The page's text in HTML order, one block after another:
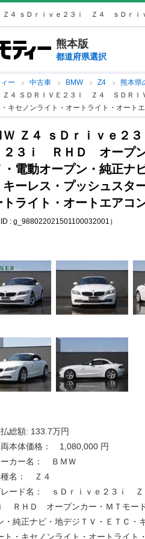
Ｚ４ ｓＤｒｉｖｅ２３ｉ Ｚ４ ｓＤｒ
熊本版
都道府県選択
ー 中古車 BMW Z4
熊本県
Ｚ４ ＳＤＲＩＶＥ２３Ｉ Ｚ４ ＳＤＲＩ
キセノンライト・オートライト・オート
Ｗ Ｚ４ ｓＤｒｉｖｅ
３ｉ ＲＨＤ オープン
・電動オープン・純正ナ
キーレス・プッシュスタ
トライト・オートエアコ
ID : g_988022021501100032001）
総額: 133.7万円
本体価格： 1,080,000 円
カー名： ＢＭＷ
名： Ｚ４
ード名： ｓＤｒｉｖｅ２３ｉ
ＲＨＤ オープンカー・ＭＴモー
・純正ナビ・地デジＴＶ・ＥＴＣ・
ト・キセノンライト・オートライト